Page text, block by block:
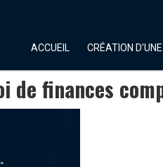
ACCUEIL CRÉATION
de finances